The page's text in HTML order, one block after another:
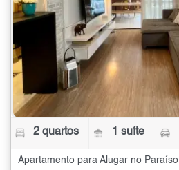
2 quartos 1 suíte